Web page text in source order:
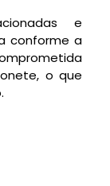
e
conforme a
o que